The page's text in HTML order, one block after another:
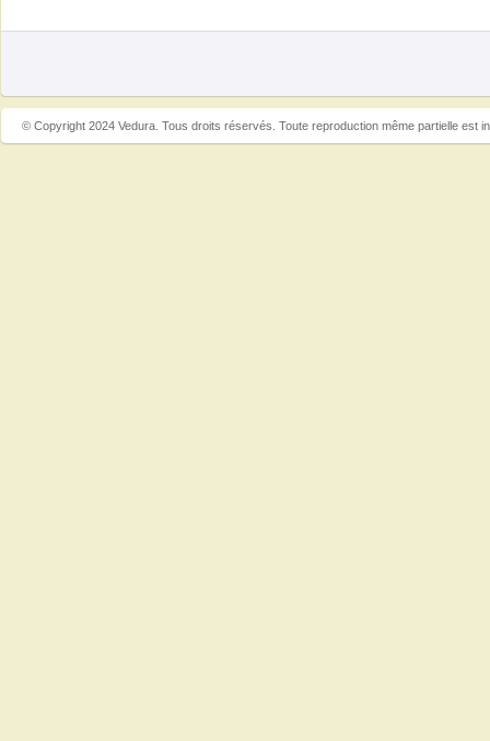
© Copyright 2024 Vedura. Tous droits réservés. Toute reproduction même partielle est